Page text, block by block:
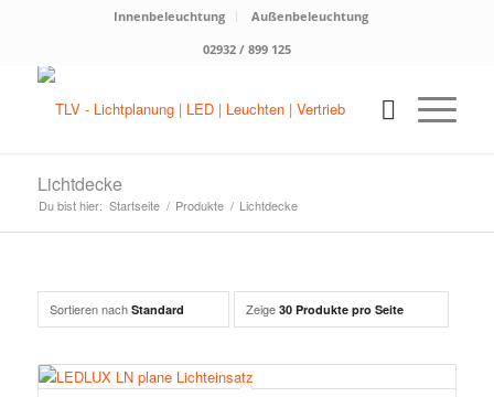
Innenbeleuchtung
Außenbeleuchtung
02932 / 899 125
Lichtdecke
Du bist hier: Startseite / Produkte / Lichtdecke
Sortieren nach Standard Zeige 30 Produkte pro Seite